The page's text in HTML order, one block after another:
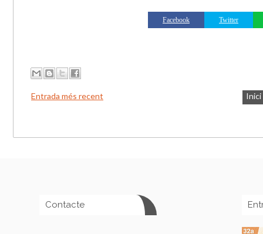
Facebook Twitter
Entrada més recent Inici
Contacte